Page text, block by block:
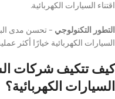
اقتناء السيارات الكهربائية.
التطور التكنولوجي – تحسن مدى
السيارات الكهربائية خيارًا أكثر
كيف تتكيف شركات
السيارات الكهربائية؟